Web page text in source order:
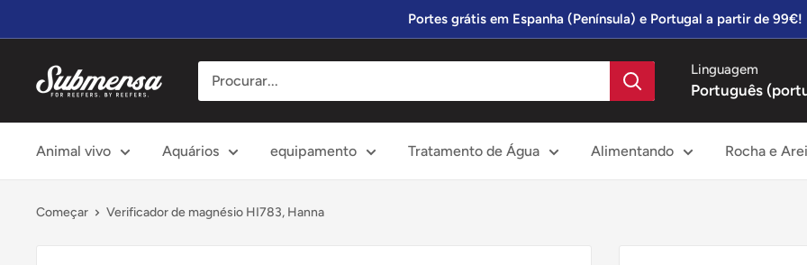
diretamente
Portes grátis em Espanha (Península) e Portugal a partir de 99€!
Submersa Linguagem
Português
Animal vivo Aquários equipamento Tratamento de Água Alimentando Rocha e
Começar Verificador de magnésio HI783, Hanna